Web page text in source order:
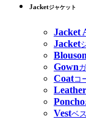
Jacketジャケット
Jacket
Jacket
Blouson
Gown
Coatコ
Poncho
Vestベ